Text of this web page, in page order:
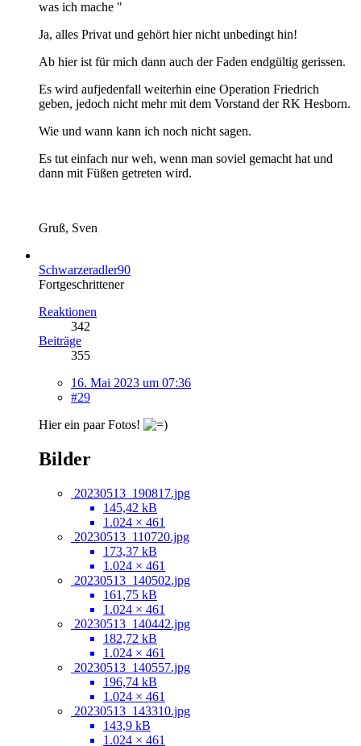
was ich mache "
Ja, alles Privat und gehört hier nicht unbedingt hin!
Ab hier ist für mich dann auch der Faden endgültig gerissen.
Es wird aufjedenfall weiterhin eine Operation Friedrich
geben, jedoch nicht mehr mit dem Vorstand der RK Hesborn.
Wie und wann kann ich noch nicht sagen.
Es tut einfach nur weh, wenn man soviel gemacht hat und
dann mit Füßen getreten wird.
Gruß, Sven
Schwarzeradler90
Fortgeschrittener
Reaktionen
342
Beiträge
355
16. Mai 2023 um 07:36
#29
Hier ein paar Fotos!
Bilder
20230513_190817.jpg
145,42 kB
1.024 × 461
20230513_110720.jpg
173,37 kB
1.024 × 461
20230513_140502.jpg
161,75 kB
1.024 × 461
20230513_140442.jpg
182,72 kB
1.024 × 461
20230513_140557.jpg
196,74 kB
1.024 × 461
20230513_143310.jpg
143,9 kB
1.024 × 461